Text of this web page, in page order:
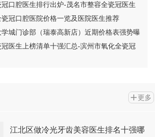
口腔医生排行出炉-茂名市整容全瓷冠医生
冠口腔医院价格一览及医院医生推荐
城门诊部（瑞泰高新店）近期价格表强势曝
1646-4731元
医生上榜清单十强汇总-滨州市氧化全瓷冠
更多
江北区做冷光牙齿美容医生排名十强哪